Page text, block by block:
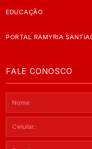
EDUCAÇÃO
PORTAL RAMYRIA
FALE CONOSCO